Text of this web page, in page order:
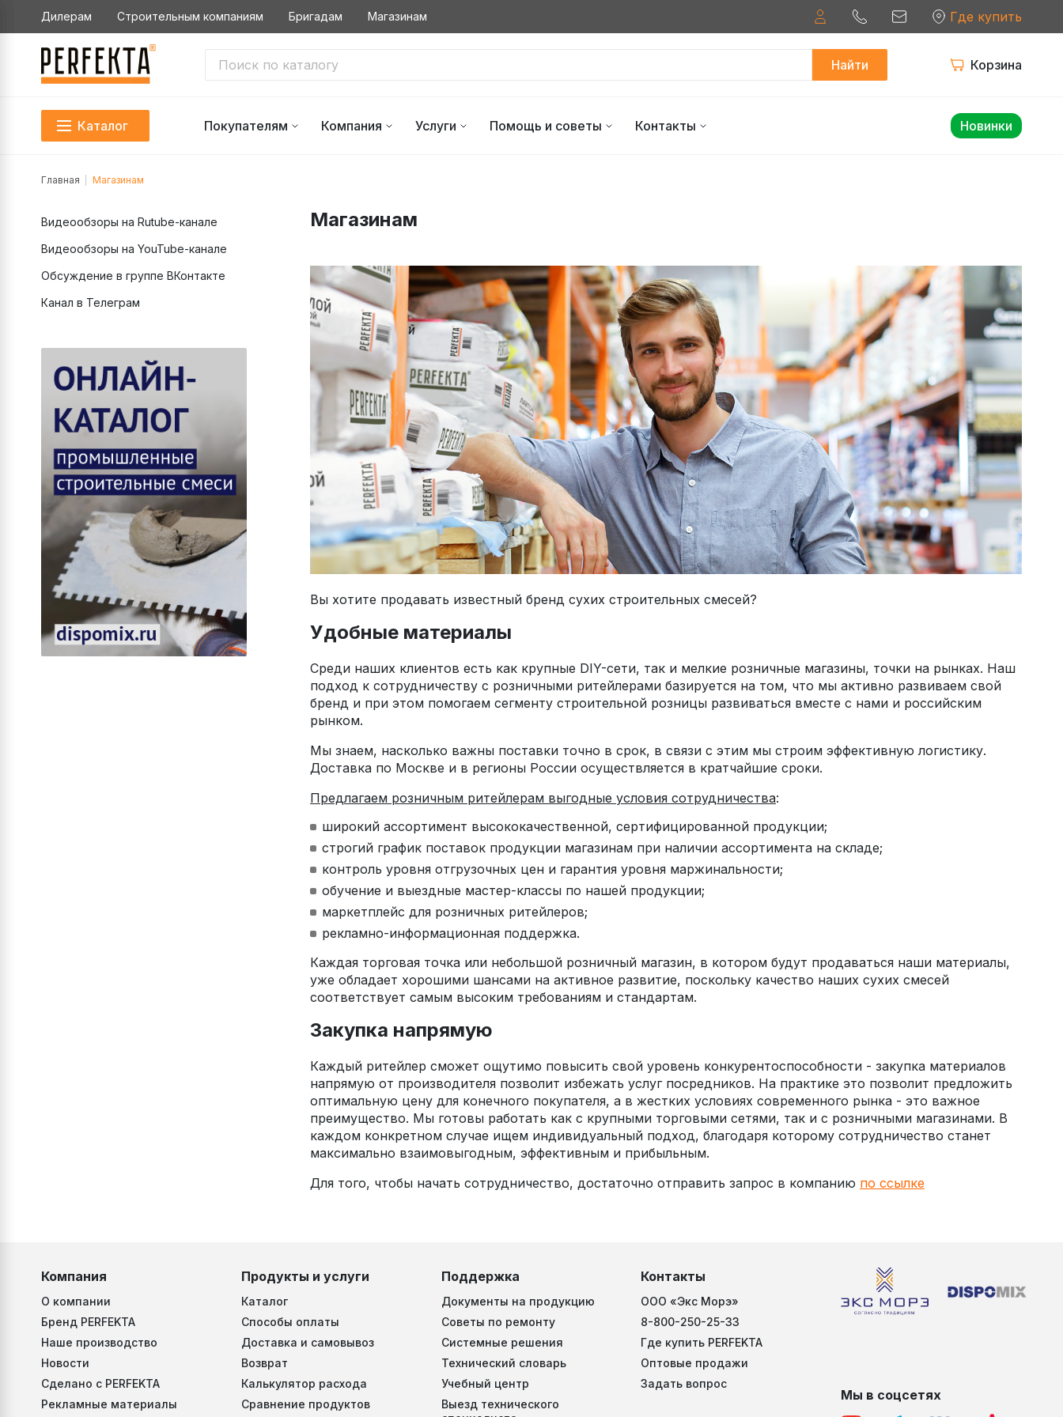
Дилерам Строительным компаниям Бригадам Магазинам Где купить
Найти Корзина
Каталог Покупателям Компания Услуги Помощь и советы Контакты Новинки
Главная Магазинам
Видеообзоры на Rutube-канале
Видеообзоры на YouTube-канале
Обсуждение в группе ВКонтакте
Канал в Телеграм
Магазинам
Вы хотите продавать известный бренд сухих строительных смесей?
Удобные материалы
Среди наших клиентов есть как крупные DIY-сети, так и мелкие розничные магазины, точки на рынках. Наш
подход к сотрудничеству с розничными ритейлерами базируется на том, что мы активно развиваем свой
бренд и при этом помогаем сегменту строительной розницы развиваться вместе с нами и российским
рынком.
Мы знаем, насколько важны поставки точно в срок, в связи с этим мы строим эффективную логистику.
Доставка по Москве и в регионы России осуществляется в кратчайшие сроки.
Предлагаем розничным ритейлерам выгодные условия сотрудничества:
широкий ассортимент высококачественной, сертифицированной продукции;
строгий график поставок продукции магазинам при наличии ассортимента на складе;
контроль уровня отгрузочных цен и гарантия уровня маржинальности;
обучение и выездные мастер-классы по нашей продукции;
маркетплейс для розничных ритейлеров;
рекламно-информационная поддержка.
Каждая торговая точка или небольшой розничный магазин, в котором будут продаваться наши материалы,
уже обладает хорошими шансами на активное развитие, поскольку качество наших сухих смесей
соответствует самым высоким требованиям и стандартам.
Закупка напрямую
Каждый ритейлер сможет ощутимо повысить свой уровень конкурентоспособности - закупка материалов
напрямую от производителя позволит избежать услуг посредников. На практике это позволит предложить
оптимальную цену для конечного покупателя, а в жестких условиях современного рынка - это важное
преимущество. Мы готовы работать как с крупными торговыми сетями, так и с розничными магазинами. В
каждом конкретном случае ищем индивидуальный подход, благодаря которому сотрудничество станет
максимально взаимовыгодным, эффективным и прибыльным.
Для того, чтобы начать сотрудничество, достаточно отправить запрос в компанию по ссылке
Компания
О компании
Бренд PERFEKTA
Наше производство
Новости
Сделано с PERFEKTA
Рекламные материалы
Продукты и услуги
Каталог
Способы оплаты
Доставка и самовывоз
Возврат
Калькулятор расхода
Сравнение продуктов
Поддержка
Документы на продукцию
Советы по ремонту
Системные решения
Технический словарь
Учебный центр
Выезд технического
Контакты
ООО «Экс Морэ»
8-800-250-25-33
Где купить PERFEKTA
Оптовые продажи
Задать вопрос
Мы в соцсетях